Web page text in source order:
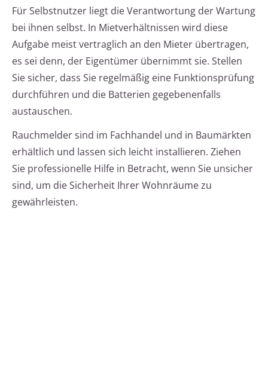
Für Selbstnutzer liegt die Verantwortung der Wartung
bei ihnen selbst. In Mietverhältnissen wird diese
Aufgabe meist vertraglich an den Mieter übertragen,
es sei denn, der Eigentümer übernimmt sie. Stellen
Sie sicher, dass Sie regelmäßig eine Funktionsprüfung
durchführen und die Batterien gegebenenfalls
austauschen.
Rauchmelder sind im Fachhandel und in Baumärkten
erhältlich und lassen sich leicht installieren. Ziehen
Sie professionelle Hilfe in Betracht, wenn Sie unsicher
sind, um die Sicherheit Ihrer Wohnräume zu
gewährleisten.